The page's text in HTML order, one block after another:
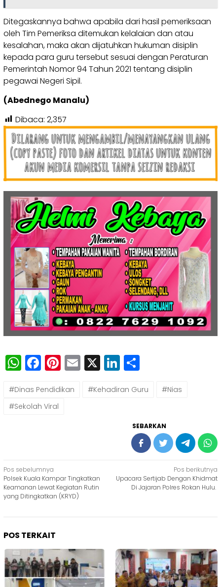
Ditegaskannya bahwa apabila dari hasil pemeriksaan
oleh Tim Pemeriksa ditemukan kelalaian dan atau
kesalahan, maka akan dijatuhkan hukuman disiplin
kepada para guru tersebut sesuai dengan Peraturan
Pemerintah Nomor 94 Tahun 2021 tentang disiplin
pegawai Negeri Sipil.
(Abednego Manalu)
Dibaca: 2,357
WhatsApp
Facebook
Pinterest
Email
X LinkedIn
#Dinas Pendidikan #Kehadiran Guru
#Nias
#Sekolah Viral
SEBARKAN
Navigasi
pos
Pos sebelumnya
Polsek Kuala Kampar Tingkatkan
Keamanan Lewat Kegiatan Rutin
yang Ditingkatkan (KRYD)
Pos berikutnya
Upacara Sertijab Dengan Khidmat
Di Jajaran Polres Rokan Hulu.
POS TERKAIT